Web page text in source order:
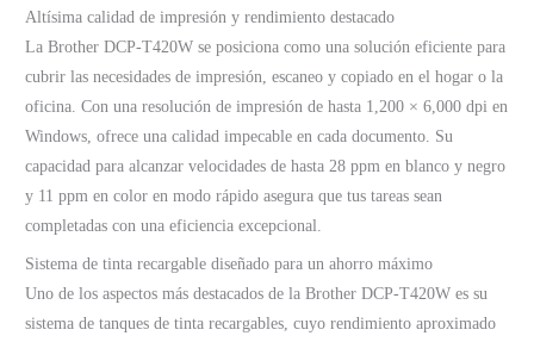
Altísima calidad de impresión y rendimiento destacado
La Brother DCP-T420W se posiciona como una solución eficiente para
cubrir las necesidades de impresión, escaneo y copiado en el hogar o la
oficina. Con una resolución de impresión de hasta 1,200 × 6,000 dpi en
Windows, ofrece una calidad impecable en cada documento. Su
capacidad para alcanzar velocidades de hasta 28 ppm en blanco y negro
y 11 ppm en color en modo rápido asegura que tus tareas sean
completadas con una eficiencia excepcional.
Sistema de tinta recargable diseñado para un ahorro máximo
Uno de los aspectos más destacados de la Brother DCP-T420W es su
sistema de tanques de tinta recargables, cuyo rendimiento aproximado